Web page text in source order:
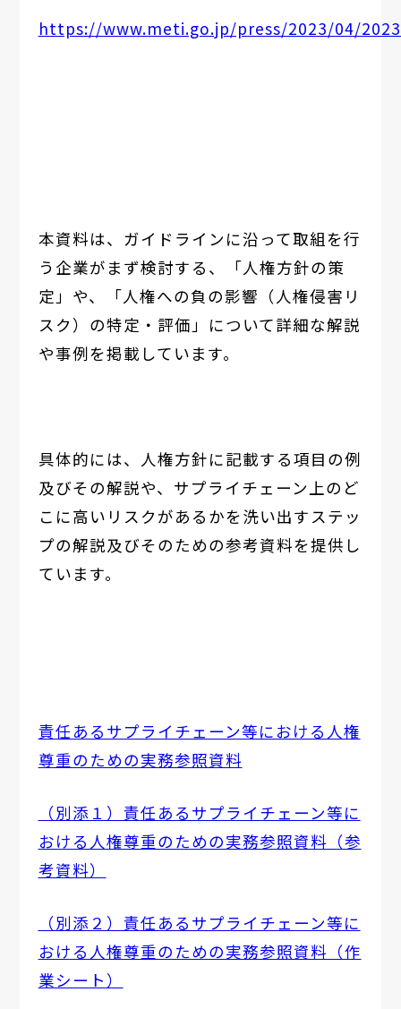
https://www.meti.go.jp/press/2023/04/
本資料は、ガイドラインに沿って取組を行
う企業がまず検討する、「人権方針の策
定」や、「人権への負の影響（人権侵害リ
スク）の特定・評価」について詳細な解説
や事例を掲載しています。
具体的には、人権方針に記載する項目の例
及びその解説や、サプライチェーン上のど
こに高いリスクがあるかを洗い出すステッ
プの解説及びそのための参考資料を提供し
ています。
責任あるサプライチェーン等における人権
尊重のための実務参照資料
（別添１）責任あるサプライチェーン等に
おける人権尊重のための実務参照資料（参
考資料）
（別添２）責任あるサプライチェーン等に
おける人権尊重のための実務参照資料（作
業シート）